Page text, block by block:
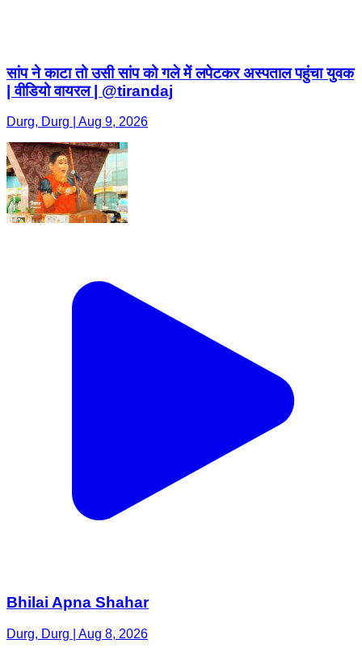
सांप ने काटा तो उसी सांप को गले में लपेटकर अस्पताल पहुंचा युवक
| वीडियो वायरल | @tirandaj
Durg, Durg | Aug 9, 2026
Bhilai Apna Shahar
Durg, Durg | Aug 8, 2026